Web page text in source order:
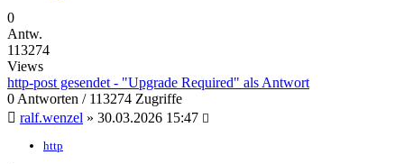
0
Antw.
113274
Views
http-post gesendet - "Upgrade Required" als Antwort
0 Antworten / 113274 Zugriffe
ralf.wenzel » 30.03.2026 15:47
http